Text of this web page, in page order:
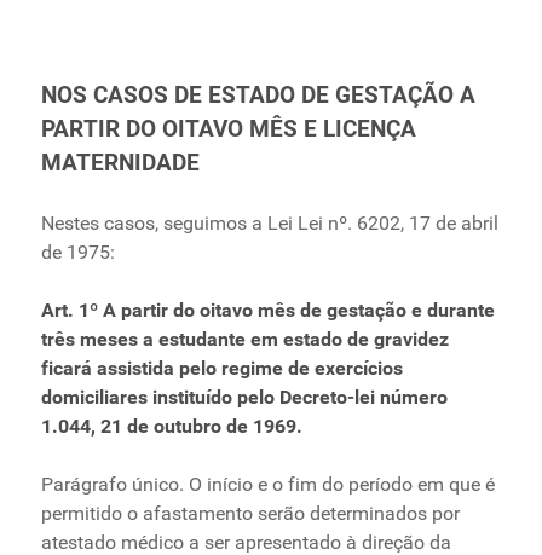
NOS CASOS DE ESTADO DE GESTAÇÃO A
PARTIR DO OITAVO MÊS E LICENÇA
MATERNIDADE
Nestes casos, seguimos a Lei Lei nº. 6202, 17 de abril
de 1975:
Art. 1º A partir do oitavo mês de gestação e durante
três meses a estudante em estado de gravidez
ficará assistida pelo regime de exercícios
domiciliares instituído pelo Decreto-lei número
1.044, 21 de outubro de 1969.
Parágrafo único. O início e o fim do período em que é
permitido o afastamento serão determinados por
atestado médico a ser apresentado à direção da